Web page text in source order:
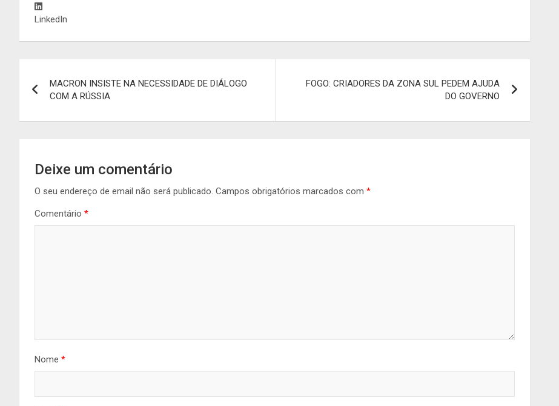
LinkedIn
de
artigos
MACRON INSISTE NA NECESSIDADE DE DIÁLOGO
COM A RÚSSIA
FOGO: CRIADORES DA ZONA SUL PEDEM AJUDA
DO GOVERNO
Deixe um comentário
O seu endereço de email não será publicado. Campos obrigatórios marcados com *
Comentário *
Nome *